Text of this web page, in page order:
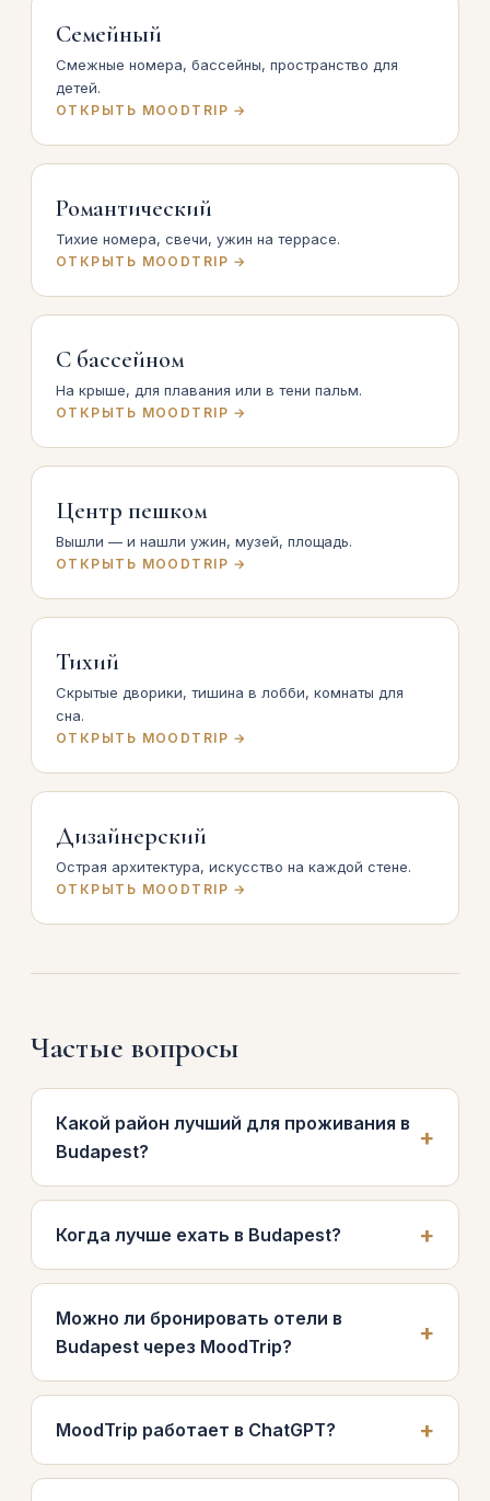
Семейный
Смежные номера, бассейны, пространство для
детей.
ОТКРЫТЬ MOODTRIP →
Романтический
Тихие номера, свечи, ужин на террасе.
ОТКРЫТЬ MOODTRIP →
С бассейном
На крыше, для плавания или в тени пальм.
ОТКРЫТЬ MOODTRIP →
Центр пешком
Вышли — и нашли ужин, музей, площадь.
ОТКРЫТЬ MOODTRIP →
Тихий
Скрытые дворики, тишина в лобби, комнаты для
сна.
ОТКРЫТЬ MOODTRIP →
Дизайнерский
Острая архитектура, искусство на каждой стене.
ОТКРЫТЬ MOODTRIP →
Частые вопросы
Какой район лучший для проживания в
Budapest?
Когда лучше ехать в Budapest?
Можно ли бронировать отели в
Budapest через MoodTrip?
MoodTrip работает в ChatGPT?